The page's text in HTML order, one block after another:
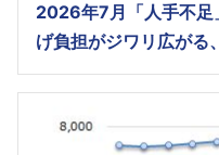
2026年7月「人手不
げ負担がジワリ広がる